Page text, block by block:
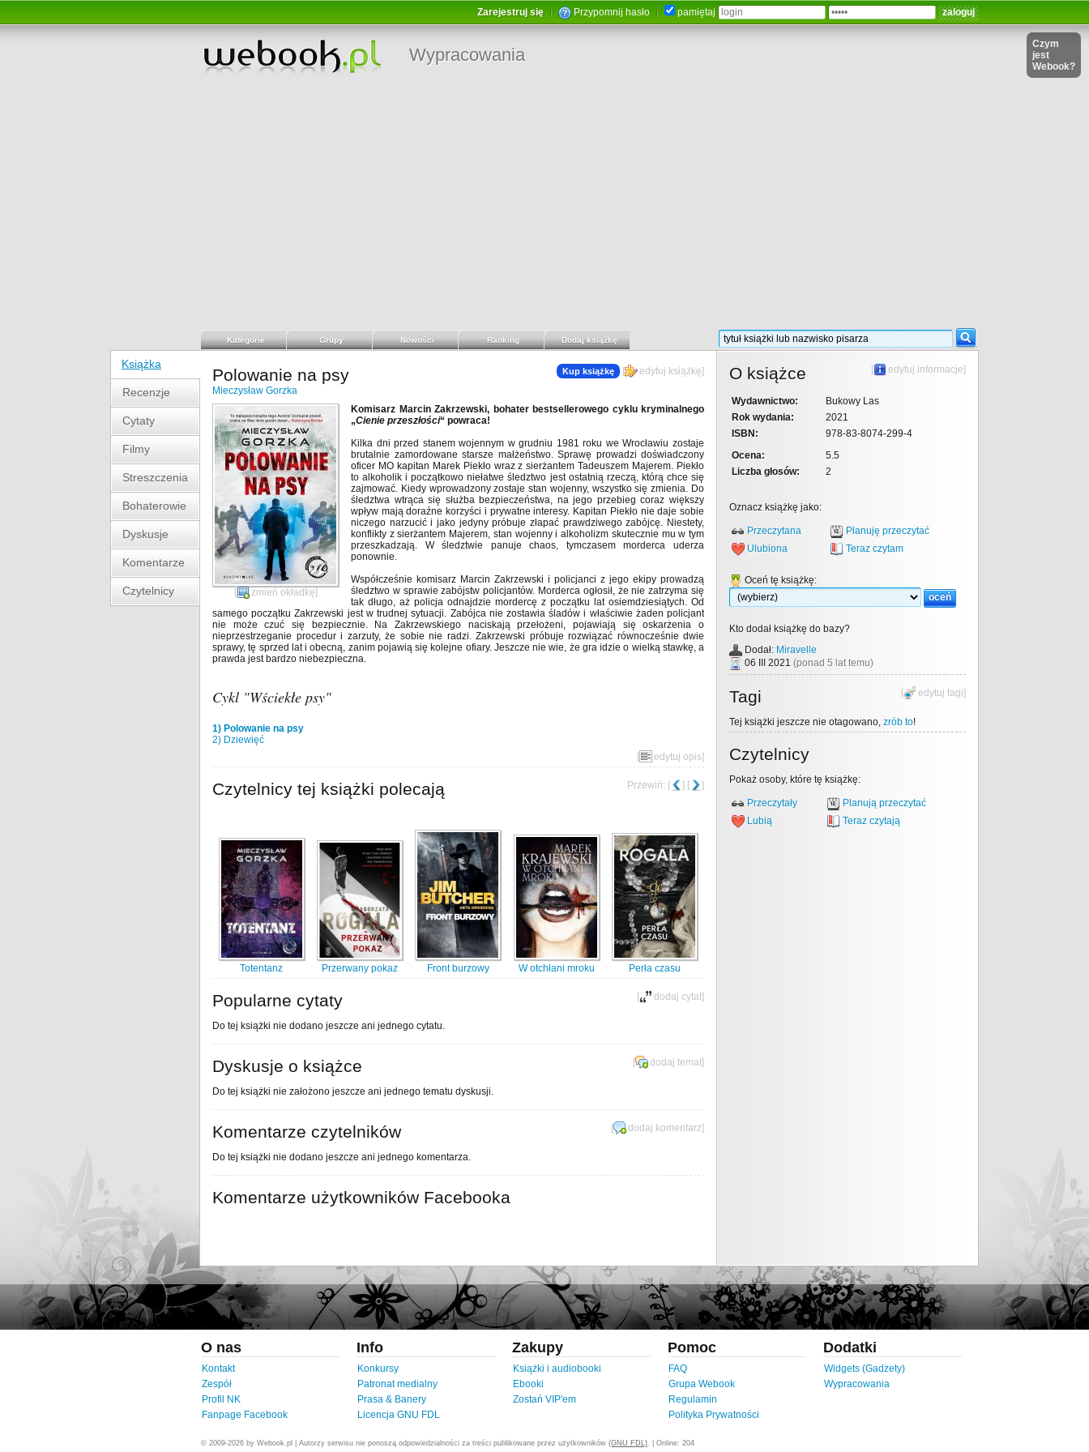
Zarejestruj się Przypomnij hasło pamiętaj
Wypracowania
Czym
jest
Webook?
Kategorie Grupy Nowości Ranking Dodaj książkę
Książka
Recenzje
Cytaty
Filmy
Streszczenia
Bohaterowie
Dyskusje
Komentarze
Czytelnicy
Kup książkę [ edytuj książkę]
Polowanie na psy
Mieczysław Gorzka
[ zmień okładkę]
Komisarz Marcin Zakrzewski, bohater bestsellerowego cyklu kryminalnego
„Cienie przeszłości“ powraca!
Kilka dni przed stanem wojennym w grudniu 1981 roku we Wrocławiu zostaje
brutalnie zamordowane starsze małżeństwo. Sprawę prowadzi doświadczony
oficer MO kapitan Marek Piekło wraz z sierżantem Tadeuszem Majerem. Piekło
to alkoholik i początkowo niełatwe śledztwo jest ostatnią rzeczą, którą chce się
zajmować. Kiedy wprowadzony zostaje stan wojenny, wszystko się zmienia. Do
śledztwa wtrąca się służba bezpieczeństwa, na jego przebieg coraz większy
wpływ mają doraźne korzyści i prywatne interesy. Kapitan Piekło nie daje sobie
niczego narzucić i jako jedyny próbuje złapać prawdziwego zabójcę. Niestety,
konflikty z sierżantem Majerem, stan wojenny i alkoholizm skutecznie mu w tym
przeszkadzają. W śledztwie panuje chaos, tymczasem morderca uderza
ponownie.
Współcześnie komisarz Marcin Zakrzewski i policjanci z jego ekipy prowadzą
śledztwo w sprawie zabójstw policjantów. Morderca ogłosił, że nie zatrzyma się
tak długo, aż policja odnajdzie mordercę z początku lat osiemdziesiątych. Od
samego początku Zakrzewski jest w trudnej sytuacji. Zabójca nie zostawia śladów i właściwie żaden policjant
nie może czuć się bezpiecznie. Na Zakrzewskiego naciskają przełożeni, pojawiają się oskarżenia o
nieprzestrzeganie procedur i zarzuty, że sobie nie radzi. Zakrzewski próbuje rozwiązać równocześnie dwie
sprawy, tę sprzed lat i obecną, zanim pojawią się kolejne ofiary. Jeszcze nie wie, że gra idzie o wielką stawkę, a
prawda jest bardzo niebezpieczna.
Cykl "Wściekłe psy"
1) Polowanie na psy
2) Dziewięć
[
edytuj opis]
Przewiń: [ ] [ ]
Czytelnicy tej książki polecają
Totentanz Przerwany pokaz Front burzowy W otchłani mroku Perła czasu
[ dodaj cytat]
Popularne cytaty
Do tej książki nie dodano jeszcze ani jednego cytatu.
[ dodaj temat]
Dyskusje o książce
Do tej książki nie założono jeszcze ani jednego tematu dyskusji.
[ dodaj komentarz]
Komentarze czytelników
Do tej książki nie dodano jeszcze ani jednego komentarza.
Komentarze użytkowników Facebooka
[ edytuj informacje]
O książce
Wydawnictwo:
Bukowy Las
Rok wydania:
2021
ISBN:
978-83-8074-299-4
Ocena:
5.5
Liczba głosów:
2
Oznacz książkę jako:
Przeczytana
Planuję przeczytać
Ulubiona
Teraz czytam
Oceń tę książkę:
Kto dodał książkę do bazy?
Dodał: Miravelle
06 III 2021 (ponad 5 lat temu)
[ edytuj tagi]
Tagi
Tej książki jeszcze nie otagowano, zrób to!
Czytelnicy
Pokaż osoby, które tę książkę:
Przeczytały
Planują przeczytać
Lubią
Teraz czytają
O nas
Kontakt
Zespół
Profil NK
Fanpage Facebook
Info
Konkursy
Patronat medialny
Prasa & Banery
Licencja GNU FDL
Zakupy
Książki i audiobooki
Ebooki
Zostań VIP'em
Pomoc
FAQ
Grupa Webook
Regulamin
Polityka Prywatności
Dodatki
Widgets (Gadżety)
Wypracowania
© 2009-2026 by Webook.pl | Autorzy serwisu nie ponoszą odpowiedzialności za treści publikowane przez użytkowników (GNU FDL). | Online: 204